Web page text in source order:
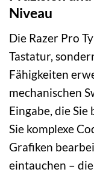
Niveau
Die Razer Pro
Tastatur,
Fähigkeiten
mechanischen
Eingabe, die
Sie komplexe
Grafiken
eintauchen –